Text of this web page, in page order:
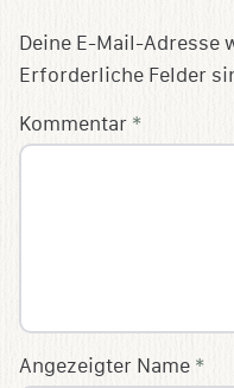
Deine E-Mail-
Erforderliche Felder
Kommentar *
Angezeigter Name *